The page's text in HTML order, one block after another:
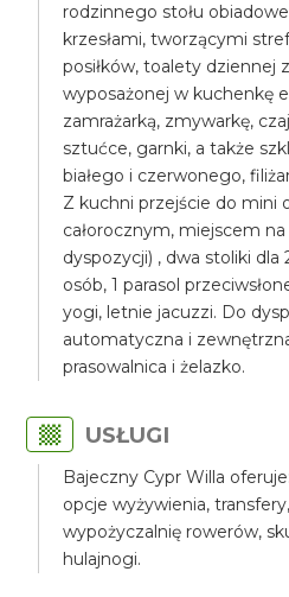
rodzinnego stołu
krzesłami, tworzącymi
posiłków, toalety dziennej
wyposażonej w kuchenkę
zamrażarką, zmywarkę,
sztućce, garnki, a także
białego i czerwonego,
Z kuchni przejście do mini
całorocznym, miejscem na
dyspozycji) , dwa stoliki dla
osób, 1 parasol
yogi, letnie jacuzzi. Do
automatyczna i
prasowalnica i żelazko.
USŁUGI
Bajeczny Cypr Willa
opcje wyżywienia,
wypożyczalnię rowerów,
hulajnogi.